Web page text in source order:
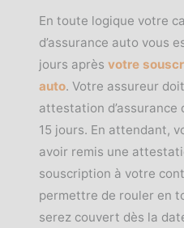
En toute logique votre
d’assurance auto vous
jours après votre
auto. Votre assureur
attestation d’assurance
15 jours. En attendant,
avoir remis une
souscription à votre
permettre de rouler en
serez couvert dès la